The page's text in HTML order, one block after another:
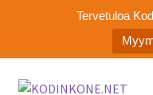
Tervetuloa
Siirry
Siirry